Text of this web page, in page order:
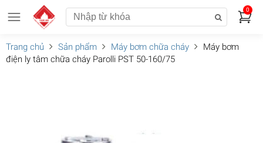
0
Trang chủ Sản phẩm Máy bơm chữa cháy
Máy bơm
điện ly tâm chữa cháy Parolli PST 50-160/75